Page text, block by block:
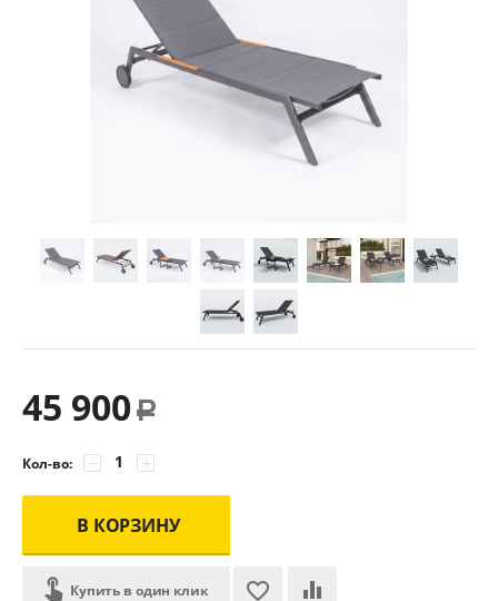
45 900 Р
Кол-во: +
−
В КОРЗИНУ
Купить в один клик